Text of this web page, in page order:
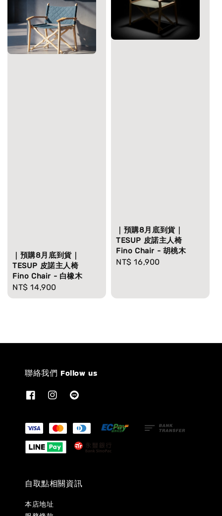
｜預購8月底到貨｜
TESUP 皮諾主人椅
Fino Chair - 白橡木
Regular
price
NT$ 14,900
｜預購8月底到貨｜
TESUP 皮諾主人椅
Fino Chair - 胡桃木
Regular
NT$ 16,900
聯絡我們 Follow us
自取點相關資訊
本店地址